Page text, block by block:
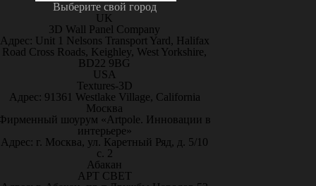
Выберите свой город
UK
3D Wall Panel Company
Адрес: Unit 1 Nelsons Transport Yard, Halifax
Road Cross Roads, Keighley, West Yorkshire,
BD22 9BG
USA
Textures-3D
Адрес: 91361 Westlake Village, California
Москва
шоурум «Artpole. Инновации в
интерьере»
Адрес: г. Москва, ул. Каретный Ряд, д. 5/10
с. 2
Абакан
АРТ СВЕТ